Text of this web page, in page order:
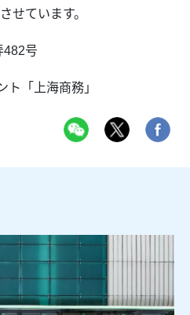
せています。
482号
ト「上海商務」